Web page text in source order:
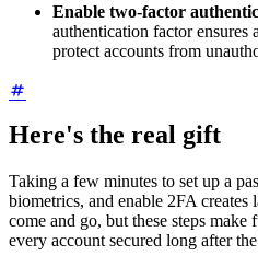
Enable two-factor
authentication factor
protect accounts from
Here's the real gift
Taking a few minutes to set up a
biometrics, and enable 2FA
come and go, but these steps make
every account secured long after